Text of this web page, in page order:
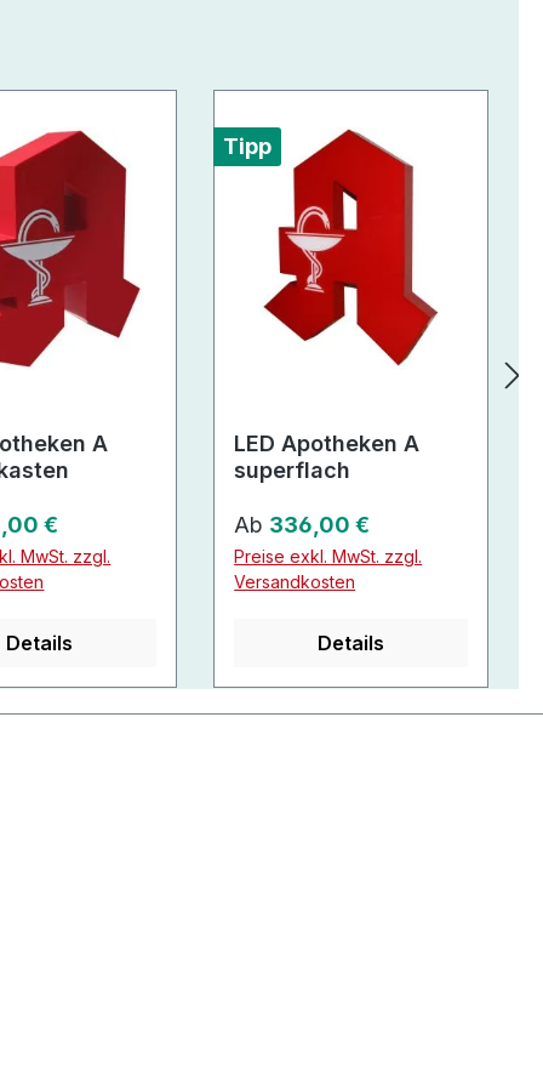
A
Preis:
€
MwSt. zzgl.
Details
Tipp
LED Apotheken A
superflach
Regulärer Preis:
Ab 336,00 €
Preise exkl. MwSt. zzgl.
Versandkosten
Details